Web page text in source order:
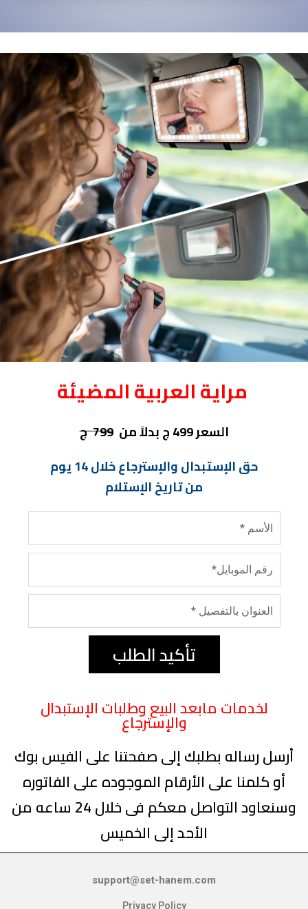
السعر 499 ج بدلاً من 799 ج
حق الإستبدال والإسترجاع خلال 14 يوم
من تاريخ الإستلام
تأكيد الطلب
لخدمات مابعد البيع وطلبات الإستبدال
والإسترجاع
أرسل رساله بطلبك إلى صفحتنا على الفيس بوك
أو كلمنا على الأرقام الموجوده على الفاتوره
وسنعاود التواصل معكم فى خلال 24 ساعه من
support@set-hanem.com
Privacy Policy